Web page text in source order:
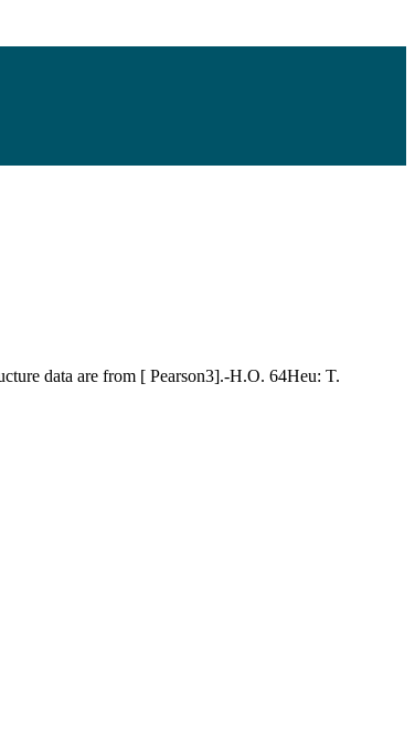
data are from [ Pearson3].-H.O. 64Heu: T.